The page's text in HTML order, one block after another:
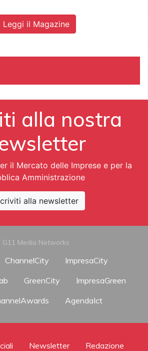
Leggi il Magazine
alla nostra
il Mercato delle Imprese e per la
Amministrazione
alla newsletter
G11 Media Networks
ChannelCity
ImpresaCity
GreenCity
ImpresaGreen
AgendaIct
Newsletter Redazione